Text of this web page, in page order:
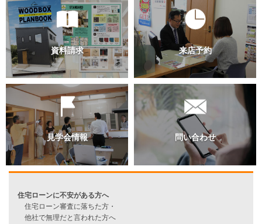
過去のブログ（月別）